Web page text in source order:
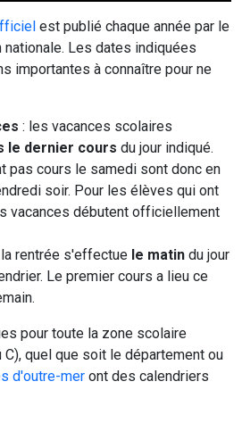
est publié chaque année par le
Les dates indiquées
importantes à connaître pour ne
: les vacances scolaires
le dernier cours du jour indiqué.
pas cours le samedi sont donc en
soir. Pour les élèves qui ont
vacances débutent officiellement
rentrée s'effectue le matin du jour
Le premier cours a lieu ce
pour toute la zone scolaire
C), quel que soit le département ou
d'outre-mer ont des calendriers